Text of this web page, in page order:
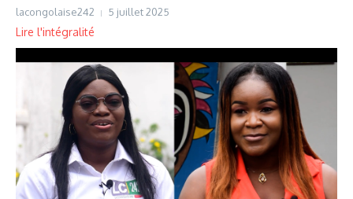
lacongolaise242 5 juillet 2025
Lire l'intégralité